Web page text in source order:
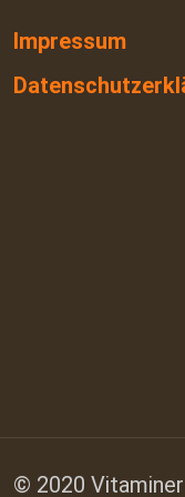
Impressum
© 2020